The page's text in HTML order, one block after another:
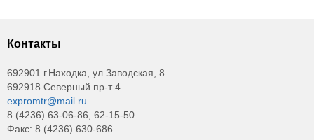
Контакты
692901 г.Находка, ул.Заводская, 8
692918 Северный пр-т 4
expromtr@mail.ru
8 (4236) 63-06-86, 62-15-50
Факс: 8 (4236) 630-686